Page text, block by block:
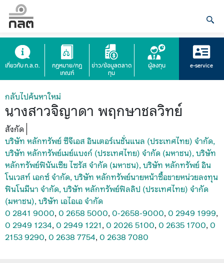
เกี่ยวกับ ก.ล.ต.
กฎหมาย/กฎ
เกณฑ์
ข่าว/ข้อมูลตลาด
ทุน
ผู้ลงทุน e-service
กลับไปค้นหาใหม่
นางสาวจิญาดา พฤกษาชลวิทย์
สังกัด
บริษัท หลักทรัพย์ ซีจีเอส อินเตอร์เนชั่นแนล (ประเทศไทย) จำกัด,
บริษัท หลักทรัพย์เมย์แบงก์ (ประเทศไทย) จำกัด (มหาชน), บริษัท
หลักทรัพย์ฟินันเซีย ไซรัส จำกัด (มหาชน), บริษัท หลักทรัพย์ อิน
โนเวสท์ เอกซ์ จำกัด, บริษัท หลักทรัพย์นายหน้าซื้อขายหน่วยลงทุน
ฟินโนมีนา จำกัด, บริษัท หลักทรัพย์ฟิลลิป (ประเทศไทย) จำกัด
(มหาชน), บริษัท เอไอเอ จำกัด
0 2841 9000, 0 2658 5000, 0-2658-9000, 0 2949 1999,
0 2949 1234, 0 2949 1221, 0 2026 5100, 0 2635 1700, 0
2153 9290, 0 2638 7754, 0 2638 7080